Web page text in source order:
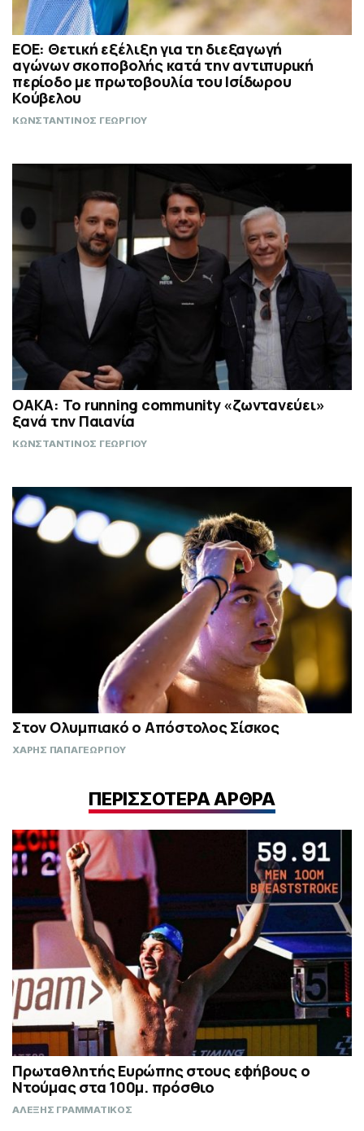
ΕΟΕ: Θετική εξέλιξη για τη διεξαγωγή
αγώνων σκοποβολής κατά την αντιπυρική
περίοδο με πρωτοβουλία του Ισίδωρου
Κούβελου
ΚΩΝΣΤΑΝΤΙΝΟΣ ΓΕΩΡΓΙΟΥ
ΟΑΚΑ: Το running community «ζωντανεύει»
ξανά την Παιανία
ΚΩΝΣΤΑΝΤΙΝΟΣ ΓΕΩΡΓΙΟΥ
Στον Ολυμπιακό ο Απόστολος Σίσκος
ΧΑΡΗΣ ΠΑΠΑΓΕΩΡΓΙΟΥ
ΠΕΡΙΣΣΟΤΕΡΑ ΑΡΘΡΑ
Πρωταθλητής Ευρώπης στους εφήβους ο
Ντούμας στα 100μ. πρόσθιο
ΑΛΕΞΗΣ ΓΡΑΜΜΑΤΙΚΟΣ